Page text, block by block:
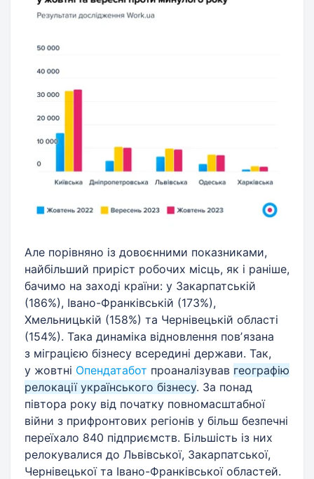
Але порівняно із довоєнними показниками,
найбільший приріст робочих місць, як і раніше,
бачимо на заході країни: у Закарпатській
(186%), Івано-Франківській (173%),
Хмельницькій (158%) та Чернівецькій області
(154%). Така динаміка відновлення повʼязана
з міграцією бізнесу всередині держави. Так,
у жовтні Опендатабот проаналізував географію
релокації українського бізнесу. За понад
півтора року від початку повномасштабної
війни з прифронтових регіонів у більш безпечні
переїхало 840 підприємств. Більшість із них
релокувалися до Львівської, Закарпатської,
Чернівецької та Івано-Франківської областей.